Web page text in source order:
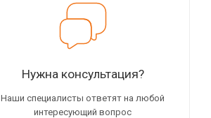
Нужна консультация?
Наши специалисты ответят на любой
интересующий вопрос